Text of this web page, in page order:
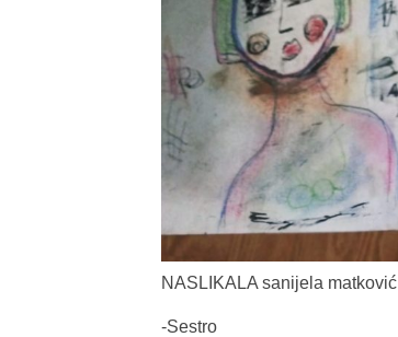
NASLIKALA sanijela matković
-Sestro